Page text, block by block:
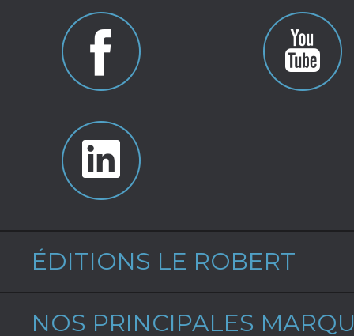
ÉDITIONS LE ROBERT
NOS PRINCIPALES